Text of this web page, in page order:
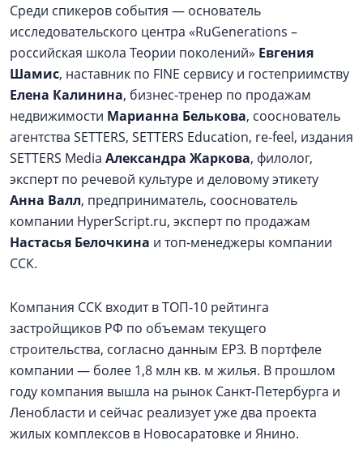
Среди спикеров события — основатель
исследовательского центра «RuGenerations –
российская школа Теории поколений» Евгения
Шамис, наставник по FINE сервису и гостеприимству
Елена Калинина, бизнес-тренер по продажам
недвижимости Марианна Белькова, сооснователь
агентства SETTERS, SETTERS Education, re-feel, издания
SETTERS Media Александра Жаркова, филолог,
эксперт по речевой культуре и деловому этикету
Анна Валл, предприниматель, сооснователь
компании HyperScript.ru, эксперт по продажам
Настасья Белочкина и топ-менеджеры компании
ССК.
Компания ССК входит в ТОП-10 рейтинга
застройщиков РФ по объемам текущего
строительства, согласно данным ЕРЗ. В портфеле
компании — более 1,8 млн кв. м жилья. В прошлом
году компания вышла на рынок Санкт-Петербурга и
Ленобласти и сейчас реализует уже два проекта
жилых комплексов в Новосаратовке и Янино.